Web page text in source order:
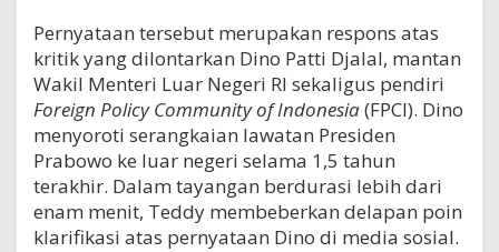
Pernyataan tersebut merupakan respons atas
kritik yang dilontarkan Dino Patti Djalal, mantan
Wakil Menteri Luar Negeri RI sekaligus pendiri
Foreign Policy Community of Indonesia(FPCI). Dino
menyoroti serangkaian lawatan Presiden
Prabowo ke luar negeri selama 1,5 tahun
terakhir. Dalam tayangan berdurasi lebih dari
enam menit, Teddy membeberkan delapan poin
klarifikasi atas pernyataan Dino di media sosial.